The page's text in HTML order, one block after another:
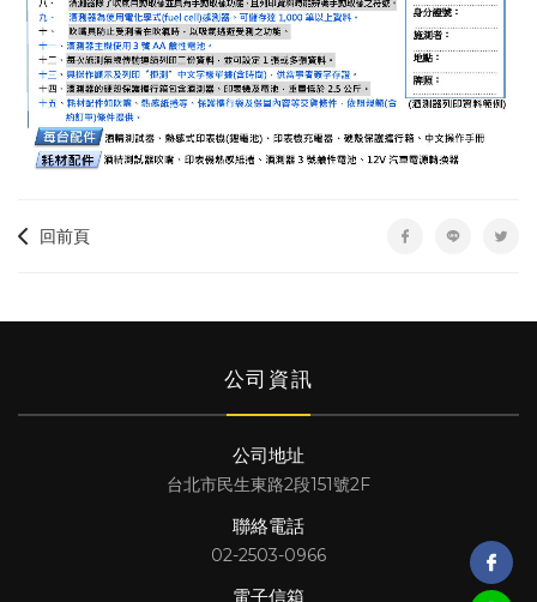
回前頁
公司資訊
公司地址
台北市民生東路2段151號2F
聯絡電話
02-2503-0966
電子信箱